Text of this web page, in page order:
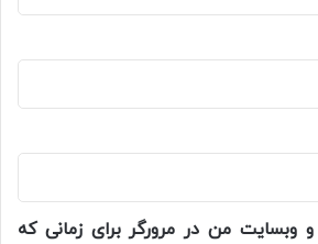
و وبسایت من در مرورگر برای زمانی که